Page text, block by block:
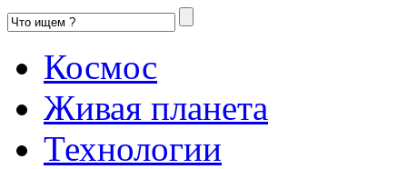
Космос
Живая планета
Технологии